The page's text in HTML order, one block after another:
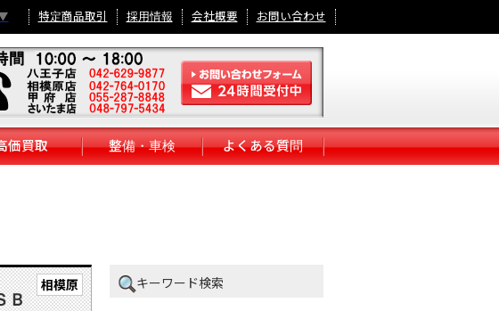
特定商品取引 採用情報 会社概要 お問い合わせ
価買取 整備・車検 よくある質問
相模原
Ｂ
キーワード検索